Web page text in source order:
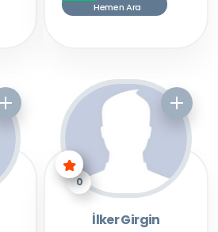
Hemen Ara
0
İlker Girgin